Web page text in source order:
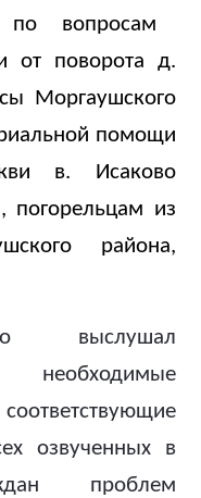
по вопросам
от поворота д.
Моргаушского
помощи
в. Исаково
погорельцам из
района,
выслушал
необходимые
озвученных в
проблем